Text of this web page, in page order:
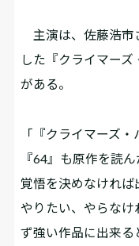
主演は、佐藤浩市
した『クライマー
がある。
「『クライマーズ
『64』も原作を読
覚悟を決めなければ
やりたい、やらな
ず強い作品に出来る